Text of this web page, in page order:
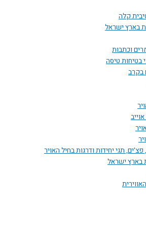
קלה
בארץ ישראל
וכתבות
בטיחות טיסה
בקרב
תגי יחידות ודרגות בחיל האויר
בארץ ישראל